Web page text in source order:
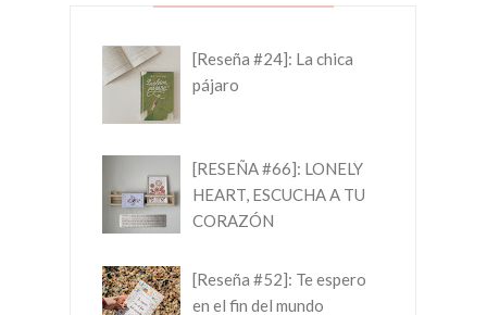
[Reseña #24]: La chica
pájaro
[RESEÑA #66]: LONELY
HEART, ESCUCHA A TU
CORAZÓN
[Reseña #52]: Te espero
en el fin del mundo